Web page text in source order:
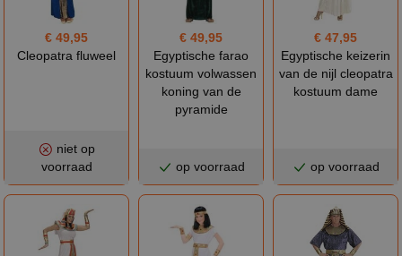
€ 49,95
Cleopatra fluweel
niet op
voorraad
€ 49,95
Egyptische farao
kostuum volwassen
koning van de
pyramide
op voorraad
€ 47,95
Egyptische keizerin
van de nijl cleopatra
kostuum dame
op voorraad